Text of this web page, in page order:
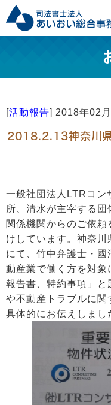
[活動報告] 2018年02
2018.2.13神奈川県
一般社団法人LTRコン
所、清水が主宰する
関係機関からのご依
けしています。神奈
にて、竹中弁護士・
動産業で働く方を対象
報告書、特約事項」と
や不動産トラブルに関
具体的にお伝えしまし